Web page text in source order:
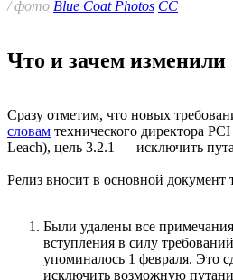
/ фото Blue Coat Photos CC
Что и зачем изменили
Сразу отметим, что новых
словам технического директора
Leach), цель 3.2.1 — исключить
Релиз вносит в основной документ
Были удалены все
вступления в силу
упоминалось 1 февраля. Это
исключить возможную